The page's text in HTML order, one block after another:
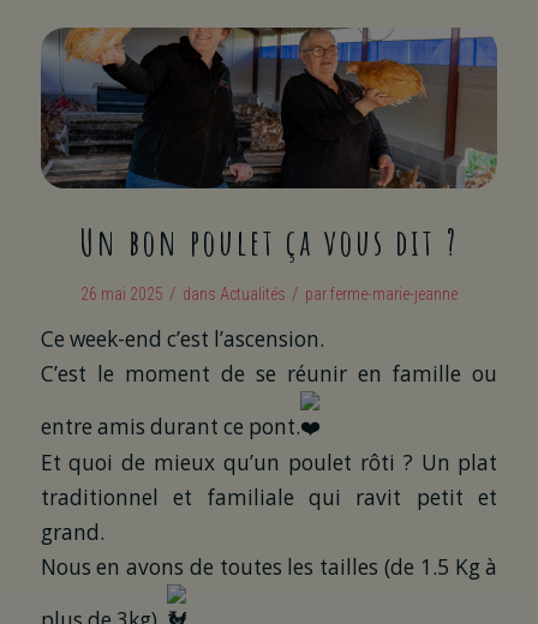
Un bon poulet ça vous dit ?
26 mai 2025 / dans Actualités / parferme-marie-jeanne
Ce week-end c’est l’ascension.
C’est le moment de se réunir en famille ou
entre amis durant ce pont.
Et quoi de mieux qu’un poulet rôti ? Un plat
traditionnel et familiale qui ravit petit et
grand.
Nous en avons de toutes les tailles (de 1.5 Kg à